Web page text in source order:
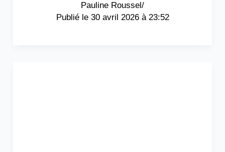
Pauline Roussel/
30 avril 2026 à 23:52